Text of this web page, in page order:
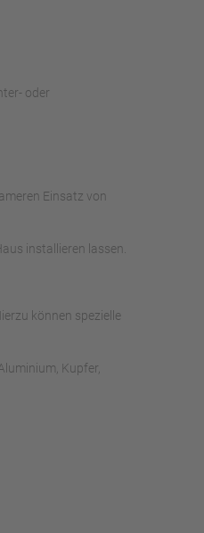
oder
Einsatz von
installieren lassen.
können spezielle
Kupfer,